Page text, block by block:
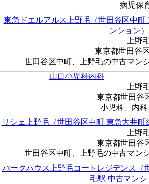
病児保
東急ドエルアルス上野毛（世田谷区中町
ンション）
上野
東京都世田谷
世田谷区中町、上野毛の中古マン
山口小児科内科
上野
東京都世田谷
小児科、内
リシェ上野毛（世田谷区中町 東急大井町
上野
東京都世田谷
世田谷区中町、上野毛の中古マン
パークハウス上野毛コートレジデンス（
毛駅 中古マンシ